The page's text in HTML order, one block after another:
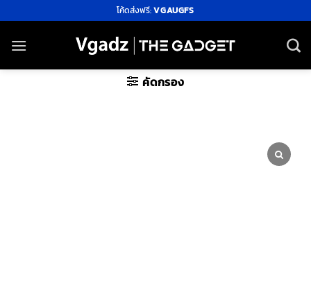
ไป
ยัง
โค้ดส่งฟรี:VGAUGFS
คัดกรอง